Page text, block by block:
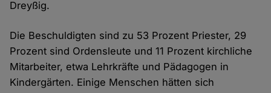
Dreyßig.
Die Beschuldigten sind zu 53 Prozent Priester, 29
Prozent sind Ordensleute und 11 Prozent kirchliche
Mitarbeiter, etwa Lehrkräfte und Pädagogen in
Kindergärten. Einige Menschen hätten sich